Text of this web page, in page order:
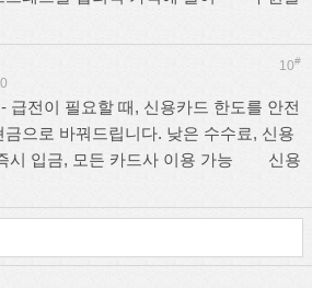
10#
급전이 필요할 때, 신용카드 한도를 안전
으로 바꿔드립니다. 낮은 수수료, 신용
시 입금, 모든 카드사 이용 가능 신용